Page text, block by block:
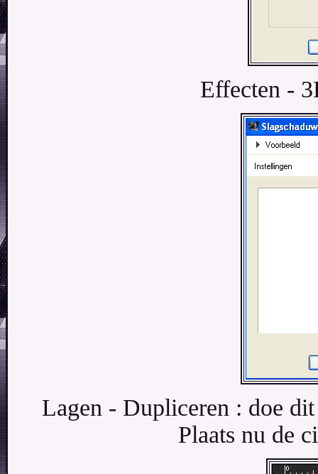
Effecten -
Lagen - Dupliceren : doe
Plaats nu de